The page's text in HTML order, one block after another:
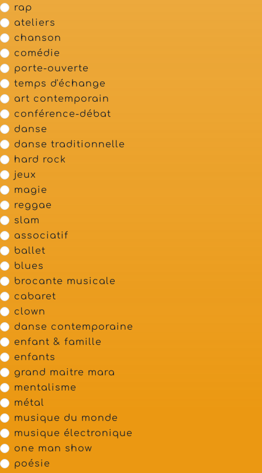
rap
ateliers
chanson
comédie
porte-ouverte
temps d'échange
art contemporain
conférence-débat
danse
danse traditionnelle
hard rock
jeux
magie
reggae
slam
associatif
ballet
blues
brocante musicale
cabaret
clown
danse contemporaine
enfant & famille
enfants
grand maitre mara
mentalisme
métal
musique du monde
musique électronique
one man show
poésie